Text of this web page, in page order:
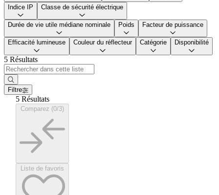
Indice IP Classe de sécurité électrique
Durée de vie utile médiane nominale Poids Facteur de puissance
Efficacité lumineuse Couleur du réflecteur Catégorie Disponibilité
5 Résultats
Filtre
5 Résultats